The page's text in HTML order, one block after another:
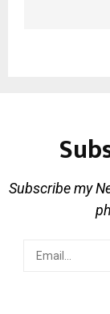
Subscribe my